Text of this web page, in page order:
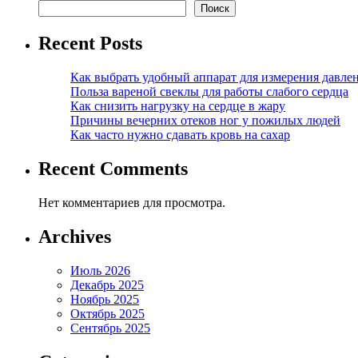
Поиск
Recent Posts
Как выбрать удобный аппарат для измерения
Польза вареной свеклы для работы слабого сердца
Как снизить нагрузку на сердце в жару
Причины вечерних отеков ног у пожилых людей
Как часто нужно сдавать кровь на сахар
Recent Comments
Нет комментариев для просмотра.
Archives
Июль 2026
Декабрь 2025
Ноябрь 2025
Октябрь 2025
Сентябрь 2025